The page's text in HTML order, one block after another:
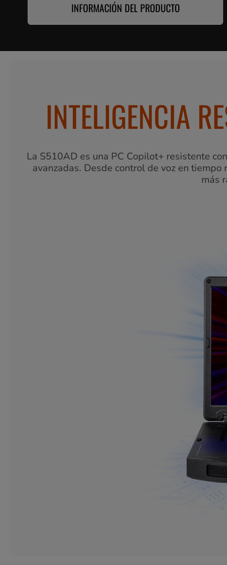
INFORMACIÓN DEL PRODUCTO
INTELIGENCIA
La S510AD es una PC Copilot+ resistente
avanzadas. Desde control de voz en
más